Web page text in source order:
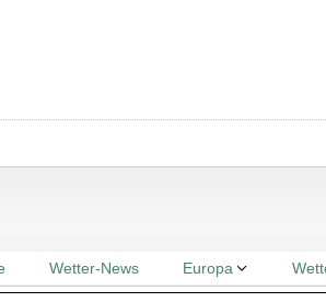
Wetter-News Europa